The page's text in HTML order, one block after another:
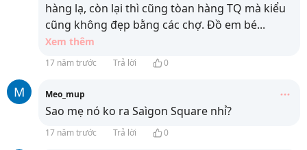
hàng lạ, còn lại thì cũng tòan hàng TQ mà kiểu
cũng không đẹp bằng các chợ. Đồ em bé...
Xem thêm
17 năm trước Trả lời 0
M Meo_mup
Sao mẹ nó ko ra Saìgon Square nhỉ?
17 năm trước Trả lời 0